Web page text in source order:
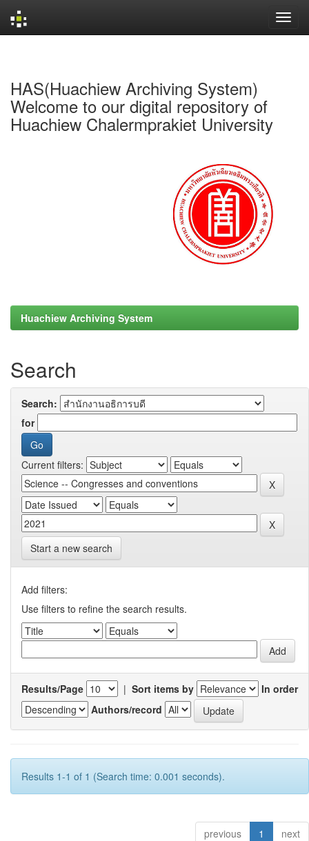
HAS(Huachiew Archiving System)
Welcome to our digital repository of
Huachiew Chalermprakiet University
Huachiew Archiving System
Search
Search:
for
Current filters:
Start a new search
Add filters:
Use filters to refine the search results.
Results/Page | Sort items by
In order
Authors/record
Results 1-1 of 1 (Search time: 0.001 seconds).
previous 1 next